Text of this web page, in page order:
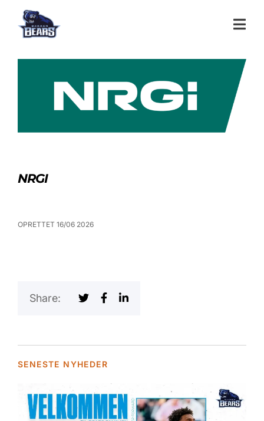
NRGI
OPRETTET 16/06 2026
Share:
SENESTE NYHEDER